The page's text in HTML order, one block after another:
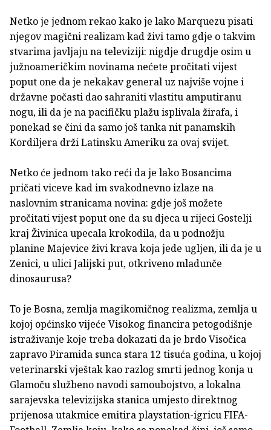
Netko je jednom rekao kako je lako Marquezu pisati
njegov magični realizam kad živi tamo gdje o takvim
stvarima javljaju na televiziji: nigdje drugdje osim u
južnoameričkim novinama nećete pročitati vijest
poput one da je nekakav general uz najviše vojne i
državne počasti dao sahraniti vlastitu amputiranu
nogu, ili da je na pacifičku plažu isplivala žirafa, i
ponekad se čini da samo još tanka nit panamskih
Kordiljera drži Latinsku Ameriku za ovaj svijet.
Netko će jednom tako reći da je lako Bosancima
pričati viceve kad im svakodnevno izlaze na
naslovnim stranicama novina: gdje još možete
pročitati vijest poput one da su djeca u rijeci Gostelji
kraj Živinica upecala krokodila, da u podnožju
planine Majevice živi krava koja jede ugljen, ili da je u
Zenici, u ulici Jalijski put, otkriveno mladunče
dinosaurusa?
To je Bosna, zemlja magikomičnog realizma, zemlja u
kojoj općinsko vijeće Visokog financira petogodišnje
istraživanje koje treba dokazati da je brdo Visočica
zapravo Piramida sunca stara 12 tisuća godina, u kojoj
veterinarski vještak kao razlog smrti jednog konja u
Glamoču službeno navodi samoubojstvo, a lokalna
sarajevska televizijska stanica umjesto direktnog
prijenosa utakmice emitira playstation-igricu FIFA-